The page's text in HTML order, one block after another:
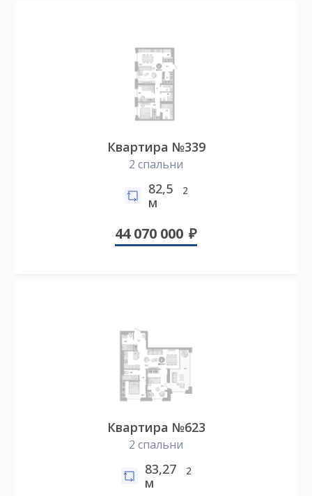
Квартира №339
2 спальни
82,5
м
2
44 070 000
Квартира №623
2 спальни
83,27
м
2